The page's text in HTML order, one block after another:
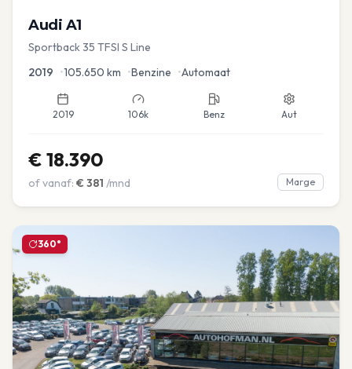
Audi A1
Sportback 35 TFSI S Line
2019 •105.650 km •Benzine •Automaat
2019 106k Benz Aut
€ 18.390
of vanaf: € 381 /mnd Marge
360°